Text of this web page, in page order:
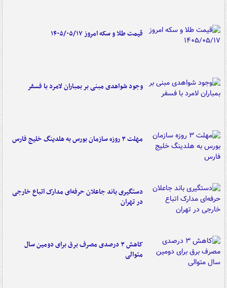
قیمت طلا و سکه امروز ۱۴۰۵/۰۵/۱۷
وجود شواهدی مبنی بر بمباران لامرد با فسفر
مهلت ۳ روزه سازمان بورس به هلدینگ خلیج فارس
دستگیری باند جاعلان حرفه‌ای مدارک اتباع خارجی
در تهران
کاهش ۳ درصدی مصرف برق برای دومین سال
متوالی